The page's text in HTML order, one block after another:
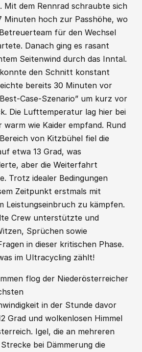
Mit dem Rennrad schraubte sich
Minuten hoch zur Passhöhe, wo
für den Wechsel
Danach ging es rasant
Seitenwind durch das Inntal.
den Schnitt konstant
bereits 30 Minuten vor
Case-Szenario” um kurz vor
Die Lufttemperatur lag hier bei
warm wie Kaider empfand. Rund
von Kitzbühel fiel die
etwa 13 Grad, was
aber die Weiterfahrt
Trotz idealer Bedingungen
Zeitpunkt erstmals mit
Leistungseinbruch zu kämpfen.
Crew unterstützte und
Sprüchen sowie
in dieser kritischen Phase.
im Ultracycling zählt!
flog der Niederösterreicher
in der Stunde davor
Grad und wolkenlosen Himmel
Igel, die an mehreren
bei Dämmerung die